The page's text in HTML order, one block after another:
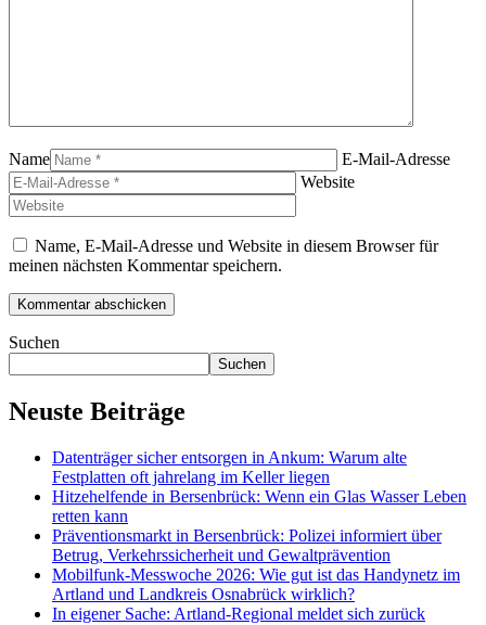
Name
E-Mail-Adresse
Website
Name, E-Mail-Adresse und Website in diesem Browser für
meinen nächsten Kommentar speichern.
Suchen
Suchen
Neuste Beiträge
Datenträger sicher entsorgen in Ankum: Warum alte
Festplatten oft jahrelang im Keller liegen
Hitzehelfende in Bersenbrück: Wenn ein Glas Wasser Leben
retten kann
Präventionsmarkt in Bersenbrück: Polizei informiert über
Betrug, Verkehrssicherheit und Gewaltprävention
Mobilfunk-Messwoche 2026: Wie gut ist das Handynetz im
Artland und Landkreis Osnabrück wirklich?
In eigener Sache: Artland-Regional meldet sich zurück